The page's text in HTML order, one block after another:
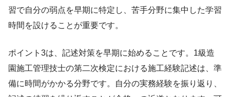
習で自分の弱点を早期に特定し、苦手分野に集中した学習
時間を設けることが重要です。
ポイント3は、記述対策を早期に始めることです。1級造
園施工管理技士の第二次検定における施工経験記述は、準
備に時間がかかる分野です。自分の実務経験を振り返り、